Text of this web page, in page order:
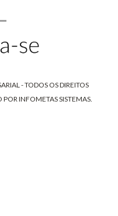
- TODOS OS DIREITOS
PORINFOMETAS SISTEMAS.